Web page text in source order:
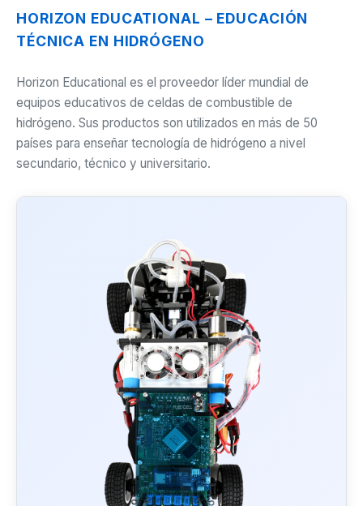
Support
Contact Us
HORIZON EDUCATIONAL – EDUCACIÓN
TÉCNICA EN HIDRÓGENO
Horizon Educational es el proveedor líder mundial de
equipos educativos de celdas de combustible de
hidrógeno. Sus productos son utilizados en más de 50
países para enseñar tecnología de hidrógeno a nivel
secundario, técnico y universitario.